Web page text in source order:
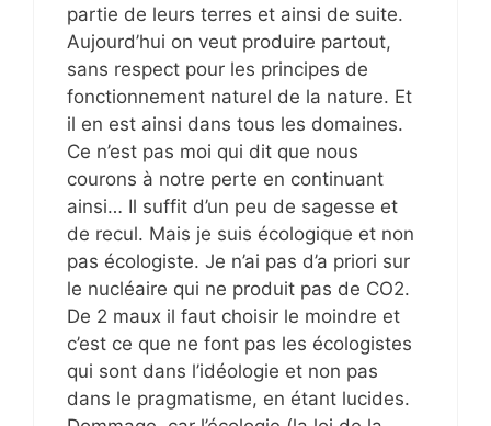
partie de leurs terres et ainsi de suite.
Aujourd’hui on veut produire partout,
sans respect pour les principes de
fonctionnement naturel de la nature. Et
il en est ainsi dans tous les domaines.
Ce n’est pas moi qui dit que nous
courons à notre perte en continuant
ainsi… Il suffit d’un peu de sagesse et
de recul. Mais je suis écologique et non
pas écologiste. Je n’ai pas d’a priori sur
le nucléaire qui ne produit pas de CO2.
De 2 maux il faut choisir le moindre et
c’est ce que ne font pas les écologistes
qui sont dans l’idéologie et non pas
dans le pragmatisme, en étant lucides.